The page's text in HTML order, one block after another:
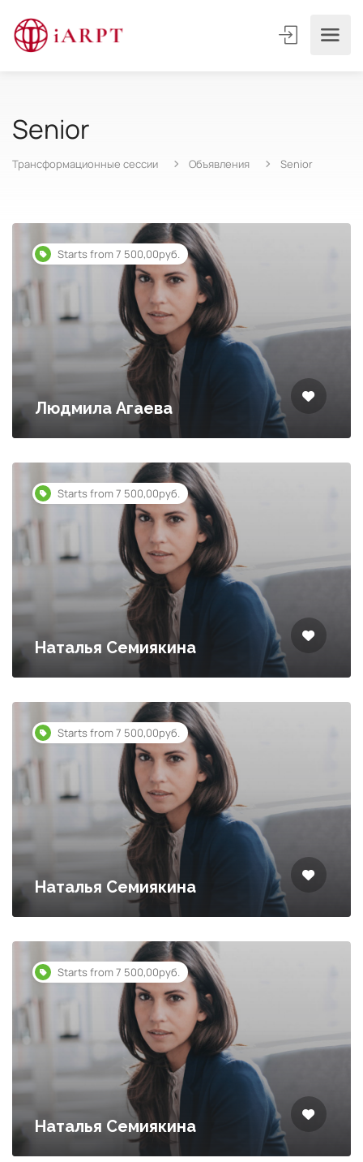
Senior
Трансформационные сессии Объявления Senior
Starts from 7 500,00руб.
Людмила Агаева
Starts from 7 500,00руб.
Наталья Семиякина
Starts from 7 500,00руб.
Наталья Семиякина
Starts from 7 500,00руб.
Наталья Семиякина